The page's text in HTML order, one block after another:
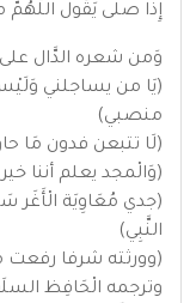
إِذا صلى يَقُول
وَمن شعره الدَّال
(يَا من يساجلني
منصبي)
(لَا تتبعن فدون مَا
(وَالْمجد يعلم أننا
(جدي مُعَاوِيَة
النَّبِي)
(وورثته شرفا رفعت
وترجمه الْحَافِظ